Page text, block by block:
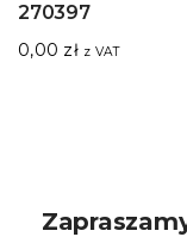
270397
0,00 zł z VAT